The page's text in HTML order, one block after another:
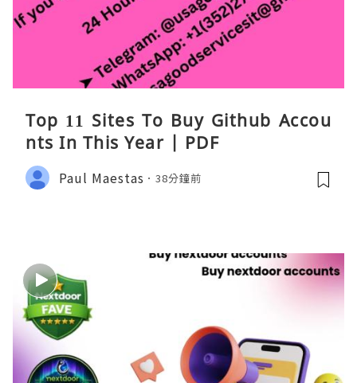
Top 11 Sites To Buy Github Accou
nts In This Year | PDF
Paul Maestas 38分鐘前